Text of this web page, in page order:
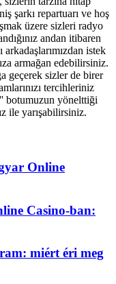
şarkı repartuarı ve hoş
üzere sizleri radyo
andan itibaren
istek
armağan edebilirsiniz.
geçerek sizler de birer
tercihleriniz
botumuzun yönelttiği
ile yarışabilirsiniz.
Online
Casino-ban:
miért éri meg